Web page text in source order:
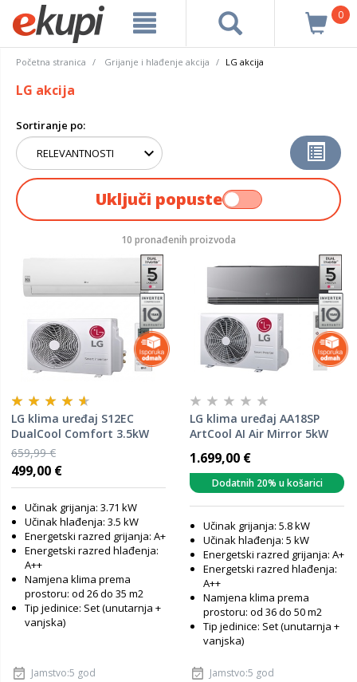
0
Početna stranica Grijanje i hlađenje akcija LG akcija
LG akcija
Sortiranje po:
Uključi popuste
10 pronađenih proizvoda
LG klima uređaj S12EC
DualCool Comfort 3.5kW
659,99 €
499,00 €
Učinak grijanja: 3.71 kW
Učinak hlađenja: 3.5 kW
Energetski razred grijanja: A+
Energetski razred hlađenja:
A++
Namjena klima prema
prostoru: od 26 do 35 m2
Tip jedinice: Set (unutarnja +
vanjska)
Jamstvo:5 god
LG klima uređaj AA18SP
ArtCool AI Air Mirror 5kW
1.699,00 €
Dodatnih 20% u košarici
Učinak grijanja: 5.8 kW
Učinak hlađenja: 5 kW
Energetski razred grijanja: A+
Energetski razred hlađenja:
A++
Namjena klima prema
prostoru: od 36 do 50 m2
Tip jedinice: Set (unutarnja +
vanjska)
Jamstvo:5 god